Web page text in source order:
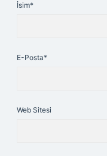
İsim*
E-Posta*
Web Sitesi